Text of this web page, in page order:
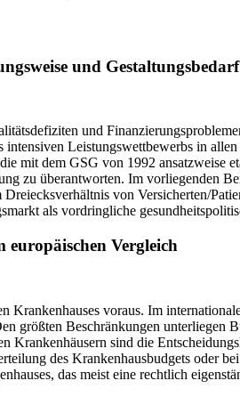
und Gestaltungsbedarf
und
Leistungswettbewerbs in
mit dem GSG von 1992 ansatzweise
zu überantworten. Im vorliegenden
von Versicherten/
als vordringliche
Vergleich
voraus. Im
größten Beschränkungen unterliegen
sind die
des Krankenhausbudgets oder
das meist eine rechtlich